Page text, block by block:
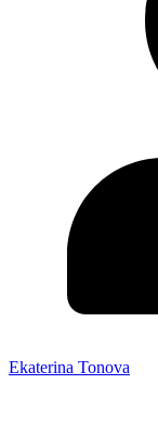
Ekaterina Tonova